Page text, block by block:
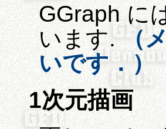
GGraph に
います.（
いです．）
1次元描画